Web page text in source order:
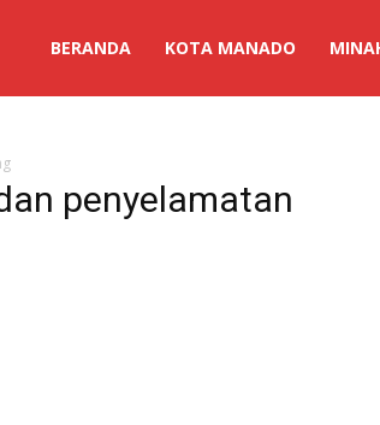
BERANDA KOTA MANADO
penyelamatan